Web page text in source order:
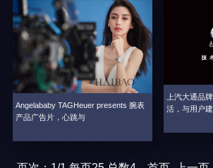
Angelababy TAGHeuer presents 腕表
产品广告片，心跳与
上汽大通品
活，与用户
A